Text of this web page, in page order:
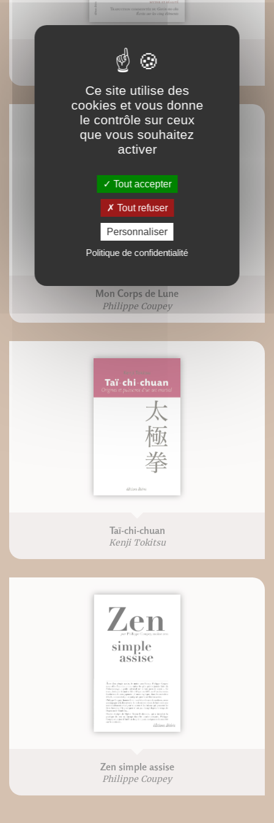
Miyamoto Musashi - nouvelle édition
Kenji Tokitsu
Mon Corps de Lune
Philippe Coupey
Taï-chi-chuan
Kenji Tokitsu
Zen simple assise
Philippe Coupey
Ce site utilise des
cookies et vous donne
le contrôle sur ceux
que vous souhaitez
activer
Tout accepter
Tout refuser
Personnaliser
Politique de confidentialité